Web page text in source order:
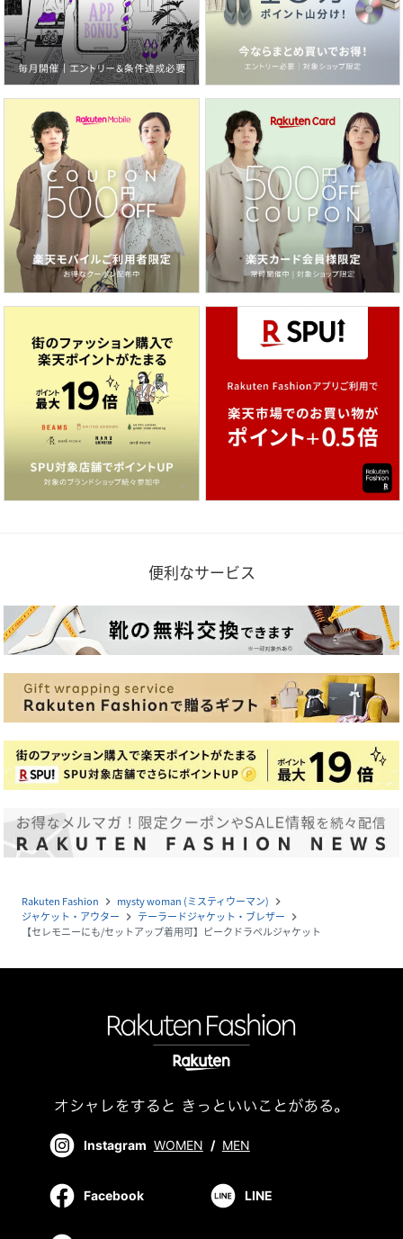
便利なサービス
Rakuten Fashion navigate_next mysty woman (ミスティウーマン) navigate_next
ジャケット・アウター navigate_next テーラードジャケット・ブレザー navigate_next
【セレモニーにも/セットアップ着用可】ピークドラペルジャケット
Instagram WOMEN / MEN
Facebook LINE